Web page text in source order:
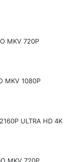
MKV 720P
MKV 1080P
ULTRA HD 4K